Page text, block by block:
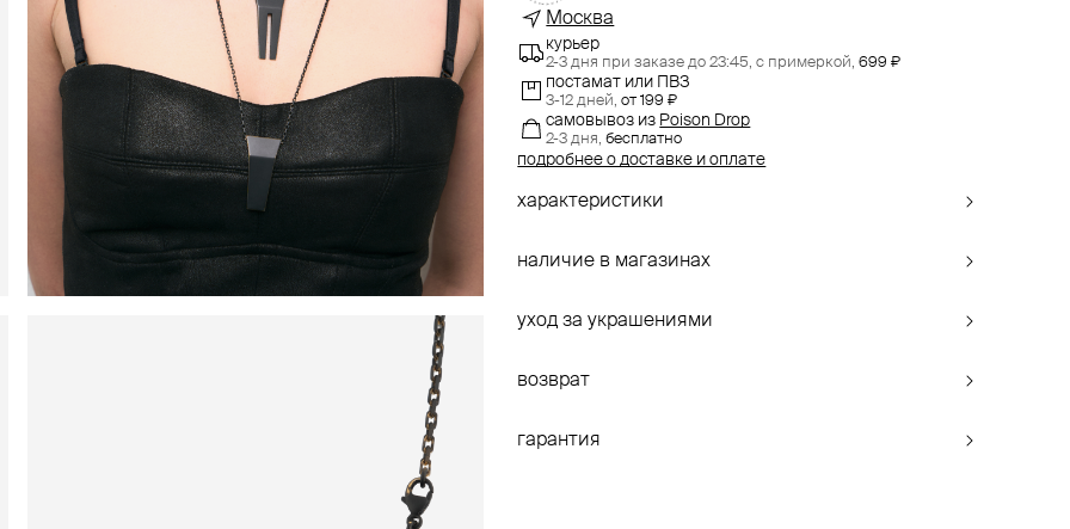
Москва
курьер
2-3 дня при заказе до 23:45,с примеркой, 699 ₽
постамат или ПВЗ
3-12 дней,от 199 ₽
самовывоз из Poison Drop
2-3 дня,бесплатно
подробнее о доставке и оплате
характеристики
наличие в магазинах
уход за украшениями
возврат
гарантия